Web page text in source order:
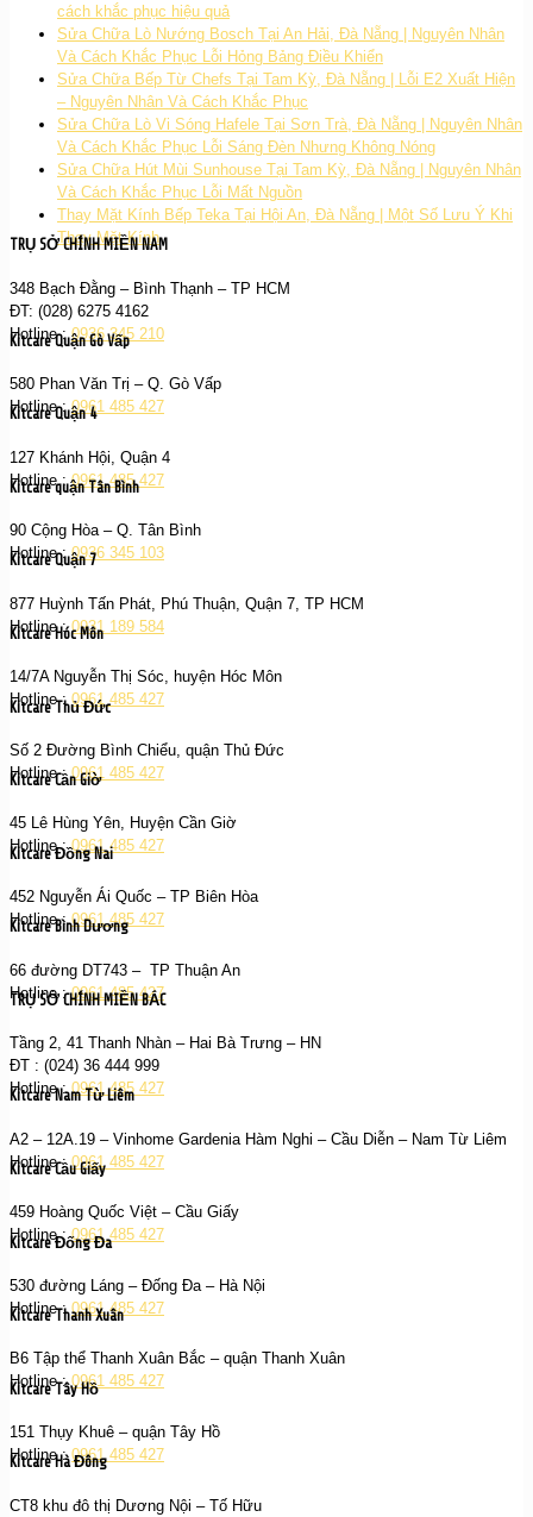
cách khắc phục hiệu quả
Sửa Chữa Lò Nướng Bosch Tại An Hải, Đà Nẵng | Nguyên Nhân
Và Cách Khắc Phục Lỗi Hỏng Bảng Điều Khiển
Sửa Chữa Bếp Từ Chefs Tại Tam Kỳ, Đà Nẵng | Lỗi E2 Xuất Hiện
– Nguyên Nhân Và Cách Khắc Phục
Sửa Chữa Lò Vi Sóng Hafele Tại Sơn Trà, Đà Nẵng | Nguyên Nhân
Và Cách Khắc Phục Lỗi Sáng Đèn Nhưng Không Nóng
Sửa Chữa Hút Mùi Sunhouse Tại Tam Kỳ, Đà Nẵng | Nguyên Nhân
Và Cách Khắc Phục Lỗi Mất Nguồn
Thay Mặt Kính Bếp Teka Tại Hội An, Đà Nẵng | Một Số Lưu Ý Khi
Thay Mặt Kính
TRỤ SỞ CHÍNH MIỀN NAM
348 Bạch Đằng – Bình Thạnh – TP HCM
ĐT: (028) 6275 4162
Hotline :0936 345 210
Kitcare Quận Gò Vấp
580 Phan Văn Trị – Q. Gò Vấp
Hotline :0961 485 427
Kitcare Quận 4
127 Khánh Hội, Quận 4
Hotline :0961 485 427
Kitcare quận Tân Bình
90 Cộng Hòa – Q. Tân Bình
Hotline :0936 345 103
Kitcare Quận 7
877 Huỳnh Tấn Phát, Phú Thuận, Quận 7, TP HCM
Hotline :0931 189 584
Kitcare Hóc Môn
14/7A Nguyễn Thị Sóc, huyện Hóc Môn
Hotline :0961 485 427
Kitcare Thủ Đức
Số 2 Đường Bình Chiểu, quận Thủ Đức
Hotline :0961 485 427
Kitcare Cần Giờ
45 Lê Hùng Yên, Huyện Cần Giờ
Hotline :0961 485 427
Kitcare Đồng Nai
452 Nguyễn Ái Quốc – TP Biên Hòa
Hotline :0961 485 427
Kitcare Bình Dương
66 đường DT743 – TP Thuận An
Hotline :0961 485 427
TRỤ SỞ CHÍNH MIỀN BẮC
Tầng 2, 41 Thanh Nhàn – Hai Bà Trưng – HN
ĐT : (024) 36 444 999
Hotline :0961 485 427
Kitcare Nam Từ Liêm
A2 – 12A.19 – Vinhome Gardenia Hàm Nghi – Cầu Diễn – Nam Từ Liêm
Hotline :0961 485 427
Kitcare Cầu Giấy
459 Hoàng Quốc Việt – Cầu Giấy
Hotline :0961 485 427
Kitcare Đống Đa
530 đường Láng – Đống Đa – Hà Nội
Hotline :0961 485 427
Kitcare Thanh Xuân
B6 Tập thể Thanh Xuân Bắc – quận Thanh Xuân
Hotline :0961 485 427
Kitcare Tây Hồ
151 Thụy Khuê – quận Tây Hồ
Hotline :0961 485 427
Kitcare Hà Đông
CT8 khu đô thị Dương Nội – Tố Hữu